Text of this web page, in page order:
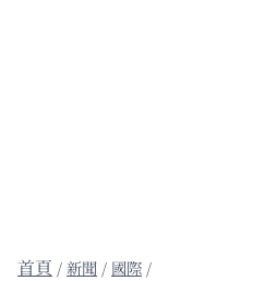
/新聞 / 國際 /